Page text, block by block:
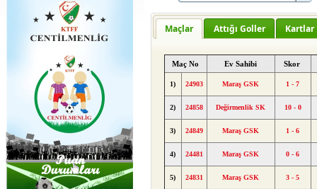
Maçlar Attığı Goller Kartlar
Maç No Ev Sahibi Skor
1) 24903 Maraş GSK 1 - 7
2) 24858 Değirmenlik SK 10 - 0
3) 24849 Maraş GSK 1 - 6
4) 24481 Maraş GSK 0 - 6
5) 24831 Maraş GSK 3 - 5